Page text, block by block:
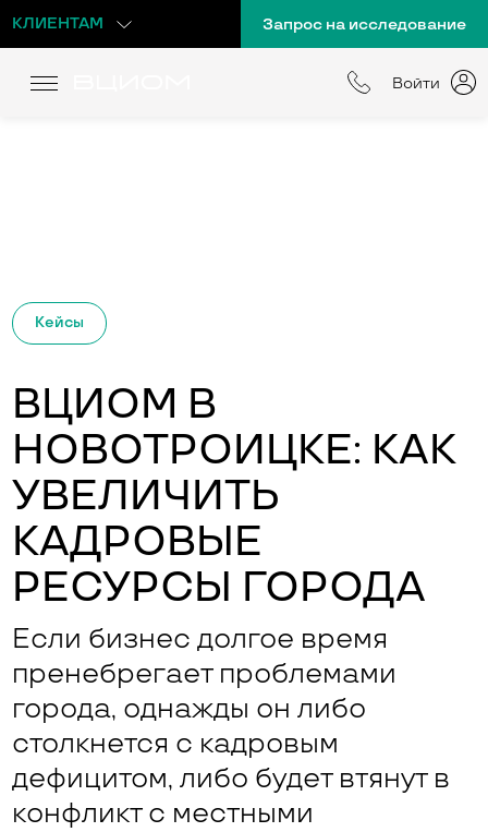
КЛИЕНТАМ Запрос на исследование
Войти
Кейсы
ВЦИОМ В
НОВОТРОИЦКЕ: КАК
УВЕЛИЧИТЬ
КАДРОВЫЕ
РЕСУРСЫ ГОРОДА
Если бизнес долгое время
пренебрегает проблемами
города, однажды он либо
столкнется с кадровым
дефицитом, либо будет втянут в
конфликт с местными